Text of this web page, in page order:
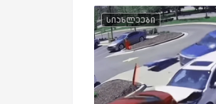
სიახლეები